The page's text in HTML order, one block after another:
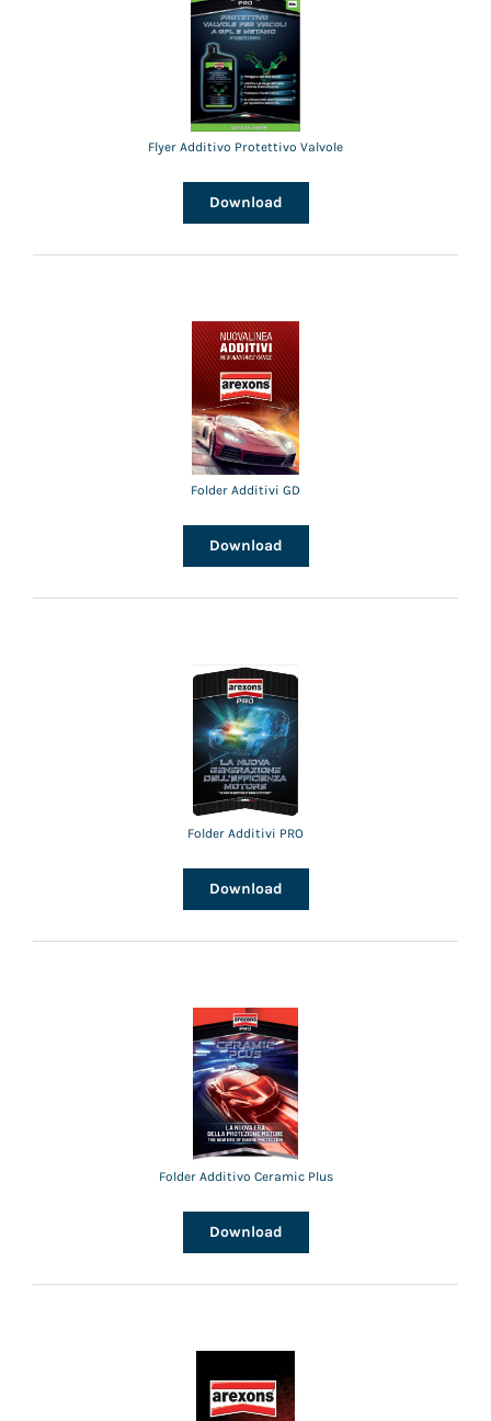
Flyer Additivo Protettivo Valvole
Download
Folder Additivi GD
Download
Folder Additivi PRO
Download
Folder Additivo Ceramic Plus
Download